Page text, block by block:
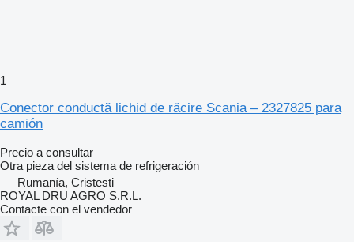
1
Conector conductă lichid de răcire Scania – 2327825 para
camión
Precio a consultar
Otra pieza del sistema de refrigeración
Rumanía, Cristesti
ROYAL DRU AGRO S.R.L.
Contacte con el vendedor